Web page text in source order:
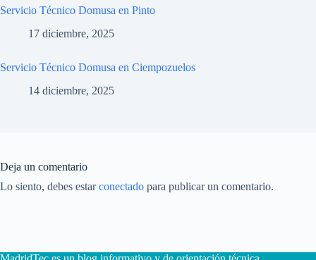
Servicio Técnico Domusa en Pinto
17 diciembre, 2025
Servicio Técnico Domusa en Ciempozuelos
14 diciembre, 2025
Deja un comentario
Lo siento, debes estarconectado para publicar un comentario.